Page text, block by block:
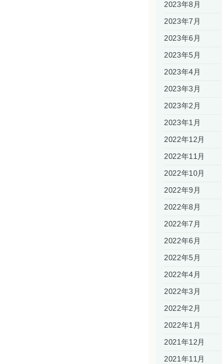
2023年8月
2023年7月
2023年6月
2023年5月
2023年4月
2023年3月
2023年2月
2023年1月
2022年12月
2022年11月
2022年10月
2022年9月
2022年8月
2022年7月
2022年6月
2022年5月
2022年4月
2022年3月
2022年2月
2022年1月
2021年12月
2021年11月